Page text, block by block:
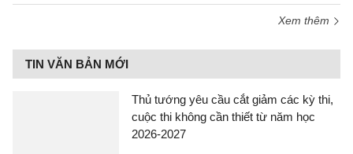
Xem thêm
TIN VĂN BẢN MỚI
Thủ tướng yêu cầu cắt giảm các kỳ thi,
cuộc thi không cần thiết từ năm học
2026-2027